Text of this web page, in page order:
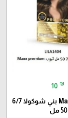
10 ₪
Maxx Premium بني شوكولا 6/7
50 مل